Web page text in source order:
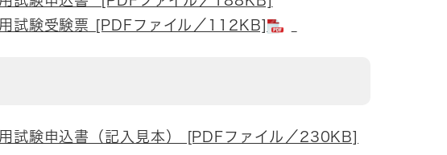
試験受験票 [PDFファイル／112KB]
試験申込書（記入見本） [PDFファイル／230KB]